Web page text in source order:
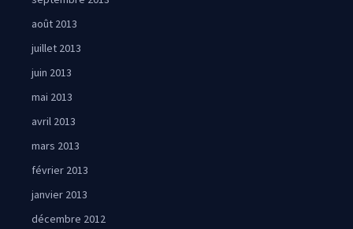
août 2013
juillet 2013
juin 2013
mai 2013
avril 2013
mars 2013
février 2013
janvier 2013
décembre 2012